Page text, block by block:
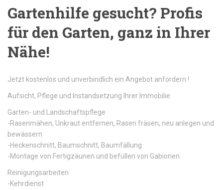
Gartenhilfe gesucht? Profis
für den Garten, ganz in Ihrer
Nähe!
Jetzt kostenlos und unverbindlich ein Angebot anfordern !
Aufsicht, Pflege und Instandsetzung Ihrer Immobilie
Garten- und Landschaftspflege
-Rasenmähen, Unkraut entfernen, Rasen fräsen, neu anlegen und
bewässern
-Heckenschnitt, Baumschnitt, Baumfällung
-Montage von Fertigzäunen und befüllen von Gabionen
Reinigungsarbeiten
-Kehrdienst